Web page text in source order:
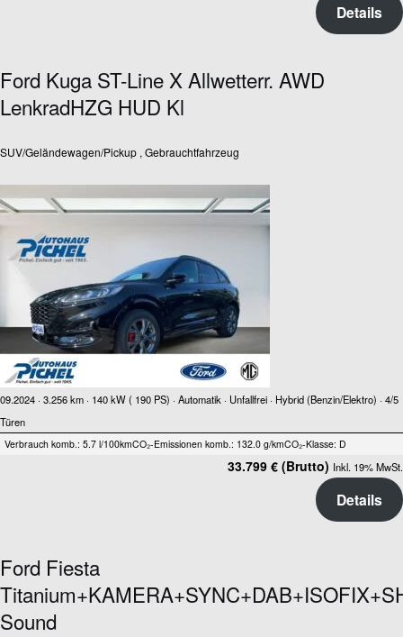
Details
Ford Kuga ST-Line X Allwetterr. AWD
LenkradHZG HUD Kl
SUV/Geländewagen/Pickup , Gebrauchtfahrzeug
09.2024 · 3.256 km · 140 kW ( 190 PS) · Automatik · Unfallfrei · Hybrid (Benzin/Elektro) · 4/5
Türen
Verbrauch komb.: 5.7 l/100kmCO₂-Emissionen komb.: 132.0 g/kmCO₂-Klasse: D
33.799 € (Brutto) Inkl. 19% MwSt.
Details
Ford Fiesta
Sound